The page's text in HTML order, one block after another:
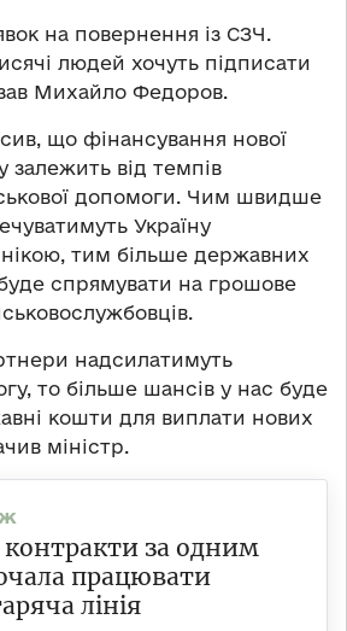
на повернення із СЗЧ.
людей хочуть підписати
Михайло Федоров.
що фінансування нової
від темпів
допомоги. Чим швидше
Україну
тим більше державних
спрямувати на грошове
надсилатимуть
то більше шансів у нас буде
кошти для виплати нових
міністр.
контракти за одним
працювати
лінія